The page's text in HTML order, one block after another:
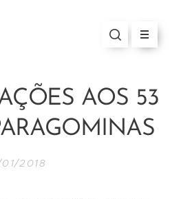
AOS 53
01/2018